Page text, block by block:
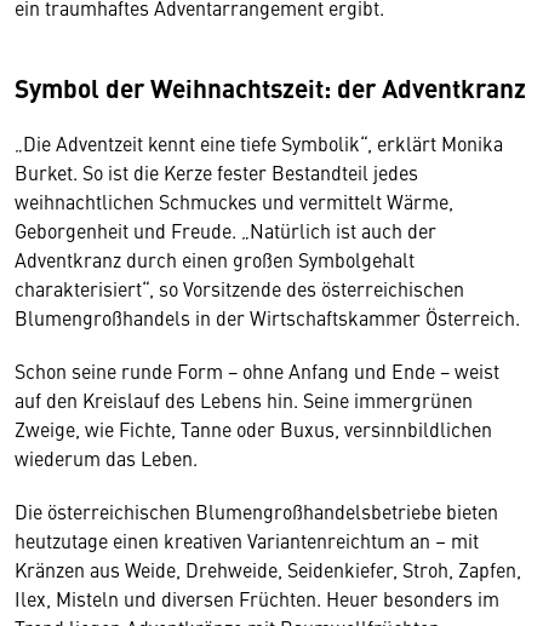
ein traumhaftes Adventarrangement ergibt.
Symbol der Weihnachtszeit: der Adventkranz
„Die Adventzeit kennt eine tiefe Symbolik“, erklärt Monika
Burket. So ist die Kerze fester Bestandteil jedes
weihnachtlichen Schmuckes und vermittelt Wärme,
Geborgenheit und Freude. „Natürlich ist auch der
Adventkranz durch einen großen Symbolgehalt
charakterisiert“, so Vorsitzende des österreichischen
Blumengroßhandels in der Wirtschaftskammer Österreich.
Schon seine runde Form − ohne Anfang und Ende − weist
auf den Kreislauf des Lebens hin. Seine immergrünen
Zweige, wie Fichte, Tanne oder Buxus, versinnbildlichen
wiederum das Leben.
Die österreichischen Blumengroßhandelsbetriebe bieten
heutzutage einen kreativen Variantenreichtum an – mit
Kränzen aus Weide, Drehweide, Seidenkiefer, Stroh, Zapfen,
Ilex, Misteln und diversen Früchten. Heuer besonders im